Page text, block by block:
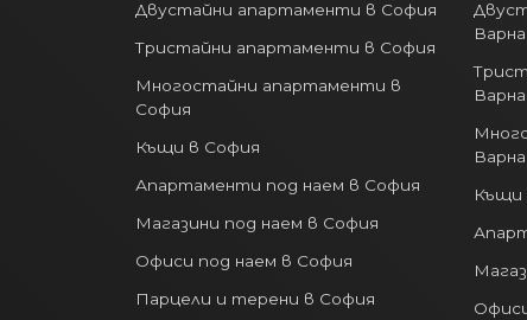
Двустайни апартаменти в София
Тристайни апартаменти в София
Многостайни апартаменти в
София
Къщи в София
Апартаменти под наем в София
Магазини под наем в София
Офиси под наем в София
Парцели и терени в София
Варна
Варна
Варна
Къщи